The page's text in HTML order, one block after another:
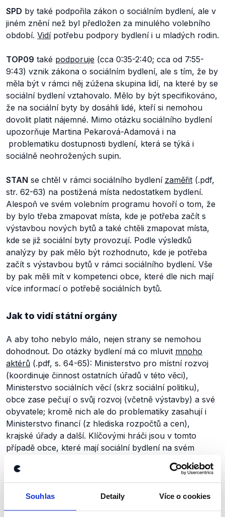
Souhlas Detaily Více o cookies
SPD by také podpořila zákon o sociálním bydlení, ale v
jiném znění než byl předložen za minulého volebního
období. Vidípotřebu podpory bydlení i u mladých rodin.
TOP09 také podporuje (cca 0:35-2:40; cca od 7:55-
9:43) vznik zákona o sociálním bydlení, ale s tím, že by
měla být v rámci něj zúžena skupina lidí, na které by se
sociální bydlení vztahovalo. Mělo by být specifikováno,
že na sociální byty by dosáhli lidé, kteří si nemohou
dovolit platit nájemné. Mimo otázku sociálního bydlení
upozorňuje Martina Pekarová-Adamová i na
problematiku dostupnosti bydlení, která se týká i
sociálně neohrožených supin.
STAN se chtěl v rámci sociálního bydlení zaměřit (.pdf,
str. 62-63) na postižená místa nedostatkem bydlení.
Alespoň ve svém volebním programu hovoří o tom, že
by bylo třeba zmapovat místa, kde je potřeba začít s
výstavbou nových bytů a také chtěli zmapovat místa,
kde se již sociální byty provozují. Podle výsledků
analýzy by pak mělo být rozhodnuto, kde je potřeba
začít s výstavbou bytů v rámci sociálního bydlení. Vše
by pak měli mít v kompetenci obce, které dle nich mají
více informací o potřebě sociálních bytů.
Jak to vidí státní orgány
A aby toho nebylo málo, nejen strany se nemohou
dohodnout. Do otázky bydlení má co mluvit mnoho
aktérů (.pdf, s. 64-65): Ministerstvo pro místní rozvoj
(koordinuje činnost ostatních úřadů v této věci),
Ministerstvo sociálních věcí (skrz sociální politiku),
obce zase pečují o svůj rozvoj (včetně výstavby) a své
obyvatele; kromě nich ale do problematiky zasahují i
Ministerstvo financí (z hlediska rozpočtů a cen),
krajské úřady a další. Klíčovými hráči jsou v tomto
případě obce, které mají sociální bydlení na svém
území regulovat. Ministerstvo pro místní rozvoj a jeho
současná ministryně Dostálová
í velkou
autonomii obcí při řešení bydlení na svém území.
Ministryně se totiž domnívá, že starostové obcí nejlépe
určí, kteří lidé potřebují pomoci s bytovou situací.